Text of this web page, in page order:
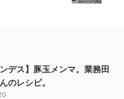
ンデス】豚玉メンマ。業務田
のレシピ。